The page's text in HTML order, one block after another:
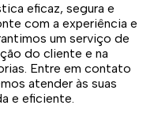
eficaz, segura e
com a experiência e
um serviço de
do cliente e na
Entre em contato
atender às suas
e eficiente.